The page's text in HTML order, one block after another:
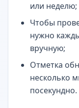
или неделю;
Чтобы
нужно
вручную;
Отметка
несколько
посекундно.